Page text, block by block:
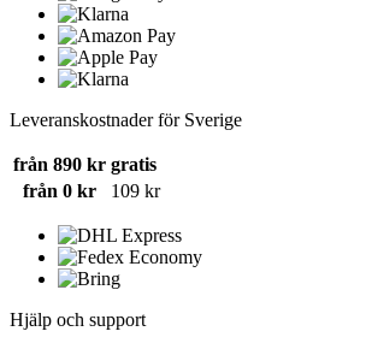
Leveranskostnader för Sverige
från 890 kr gratis
från 0 kr
109 kr
Hjälp och support